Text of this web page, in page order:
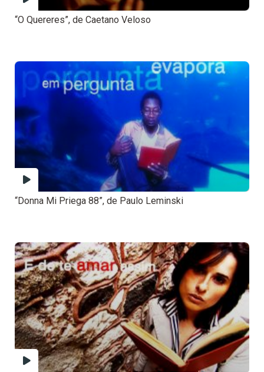
“O Quereres”, de Caetano Veloso
“Donna Mi Priega 88”, de Paulo Leminski